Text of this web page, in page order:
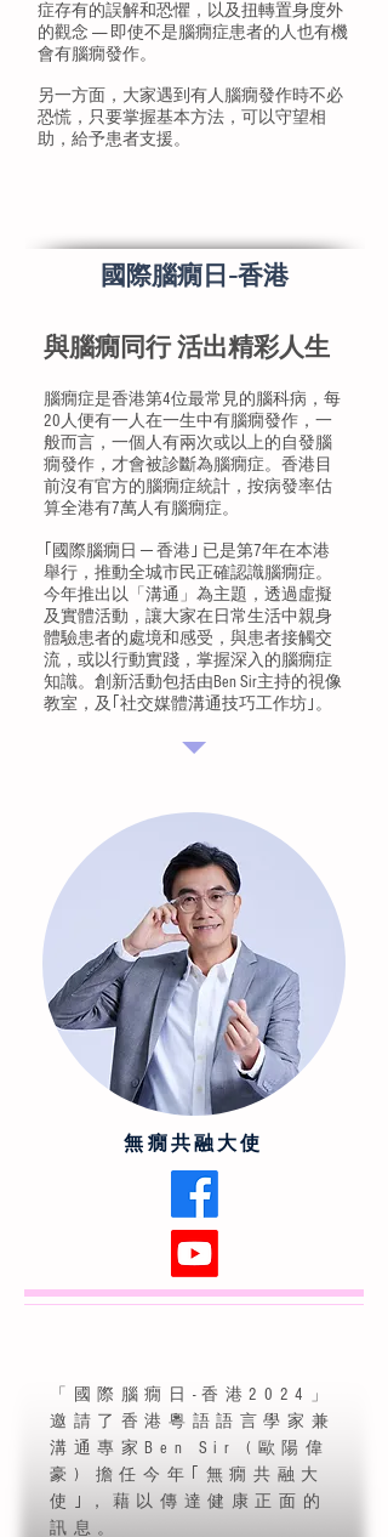
症存有的誤解和恐懼，以及扭轉置身度外
的觀念 ------ 即使不是腦癇症患者的人也有機
會有腦癇發作。
另一方面，大家遇到有人腦癇發作時不必
恐慌，只要掌握基本方法，可以守望相
助，給予患者支援。
​國際腦癇日-香港
與腦癇同行 活出精彩人生
腦癇症是香港第4位最常見的腦科病，每
20人便有一人在一生中有腦癇發作，一
般而言，一個人有兩次或以上的自發腦
癇發作，才會被診斷為腦癇症。香港目
前沒有官方的腦癇症統計，按病發率估
算全港有7萬人有腦癇症。
｢國際腦癇日 ─ 香港｣ 已是第7年在本港
舉行，推動全城市民正確認識腦癇症。
今年推出以「溝通」為主題，透過虛擬
及實體活動，讓大家在日常生活中親身
體驗患者的處境和感受，與患者接觸交
流，或以行動實踐，掌握深入的腦癇症
知識。創新活動包括由Ben Sir主持的視像
教室，及｢社交媒體溝通技巧工作坊｣。
無癇共融大使
「國際腦癇日-香港2024」
邀請了香港粵語語言學家兼
溝通專家Ben Sir (歐陽偉
豪) 擔任今年｢無癇共融大
使｣，藉以傳達健康正面的
訊息。